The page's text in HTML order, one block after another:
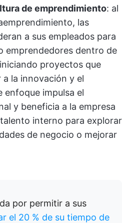
de emprendimiento: al
las
a sus empleados para
emprendedores dentro de
proyectos que
la innovación y el
enfoque impulsa el
y beneficia a la empresa
interno para explorar
de negocio o mejorar
por permitir a sus
el 20 % de su tiempo de